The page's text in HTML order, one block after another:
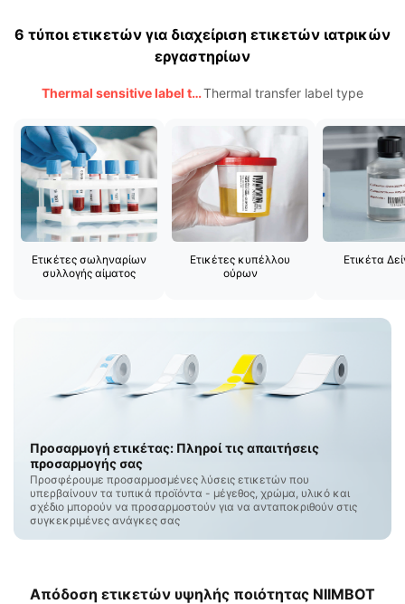
6 τύποι ετικετών για διαχείριση ετικετών ιατρικών
εργαστηρίων
Thermal sensitive label typeThermal transfer label type
Ετικέτες σωληναρίων
συλλογής αίματος
Ετικέτες κυπέλλου
ούρων
Ετικέτα
Προσαρμογή ετικέτας: Πληροί τις απαιτήσεις
προσαρμογής σας
Προσφέρουμε προσαρμοσμένες λύσεις ετικετών που
υπερβαίνουν τα τυπικά προϊόντα - μέγεθος, χρώμα, υλικό και
σχέδιο μπορούν να προσαρμοστούν για να ανταποκριθούν στις
συγκεκριμένες ανάγκες σας
Απόδοση ετικετών υψηλής ποιότητας NIIMBOT